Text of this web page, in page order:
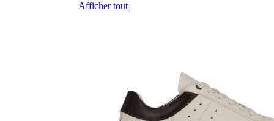
Afficher tout